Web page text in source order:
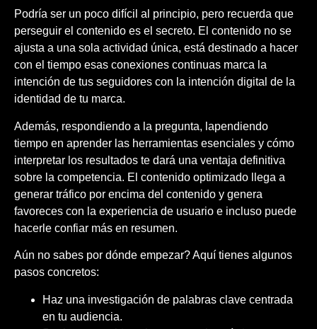
Podría ser un poco difícil al principio, pero recuerda que
perseguir el contenido es el secreto. El contenido no se
ajusta a una sola actividad única, está destinado a hacer
con el tiempo esas conexiones continuas marca la
intención de tus seguidores con la intención digital de la
identidad de tu marca.
Además, respondiendo a la pregunta, lapendiendo
tiempo en aprender las herramientas esenciales y cómo
interpretar los resultados te dará una ventaja definitiva
sobre la competencia. El contenido optimizado llega a
generar tráfico por encima del contenido y genera
favoreces con la experiencia de usuario e incluso puede
hacerle confiar más en resumen.
Aún no sabes por dónde empezar? Aquí tienes algunos
pasos concretos:
Haz una investigación de palabras clave centrada
en tu audiencia.